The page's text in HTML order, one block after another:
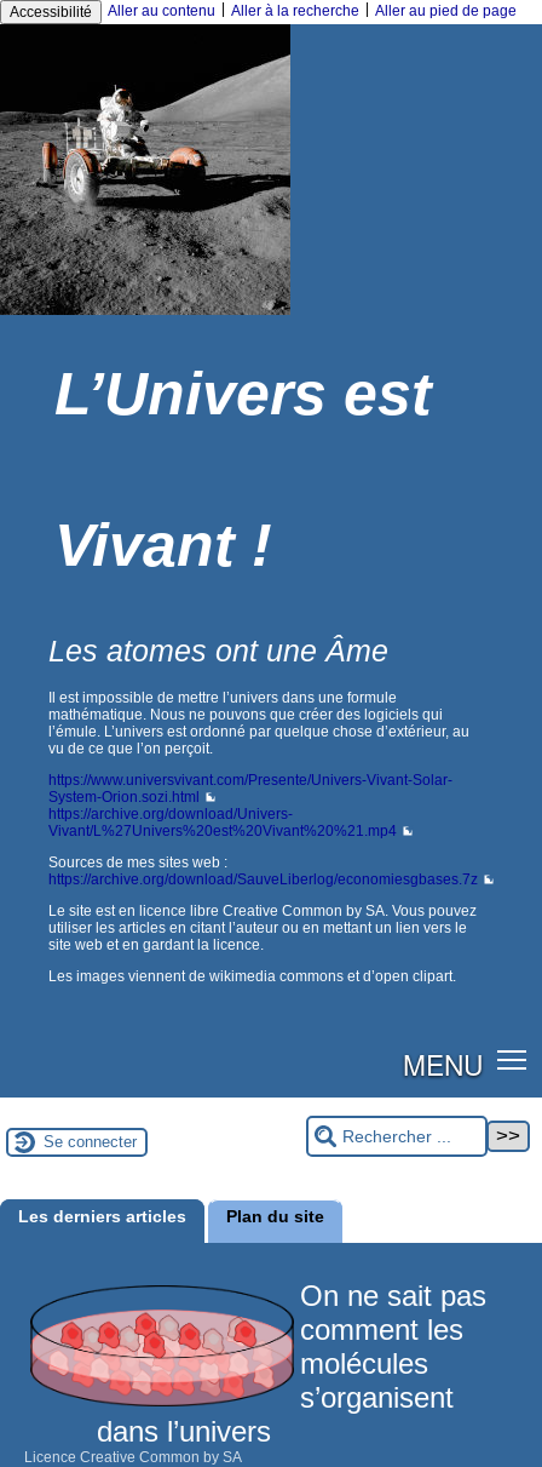
Accessibilité Aller au contenu Aller à la recherche Aller au pied de page
L’Univers est
Vivant !
Les atomes ont une Âme
Il est impossible de mettre l’univers dans une formule
mathématique. Nous ne pouvons que créer des logiciels qui
l’émule. L’univers est ordonné par quelque chose d’extérieur, au
vu de ce que l’on perçoit.
https://www.universvivant.com/Presente/Univers-Vivant-Solar-
System-Orion.sozi.html
https://archive.org/download/Univers-
Vivant/L%27Univers%20est%20Vivant%20%21.mp4
Sources de mes sites web :
https://archive.org/download/SauveLiberlog/economiesgbases.7z
Le site est en licence libre Creative Common by SA. Vous pouvez
utiliser les articles en citant l’auteur ou en mettant un lien vers le
site web et en gardant la licence.
Les images viennent de wikimedia commons et d’open clipart.
MENU
Se connecter
Les derniers articles Plan du site
On ne sait pas
comment les
molécules
s’organisent
dans l’univers
Licence Creative Common by SA